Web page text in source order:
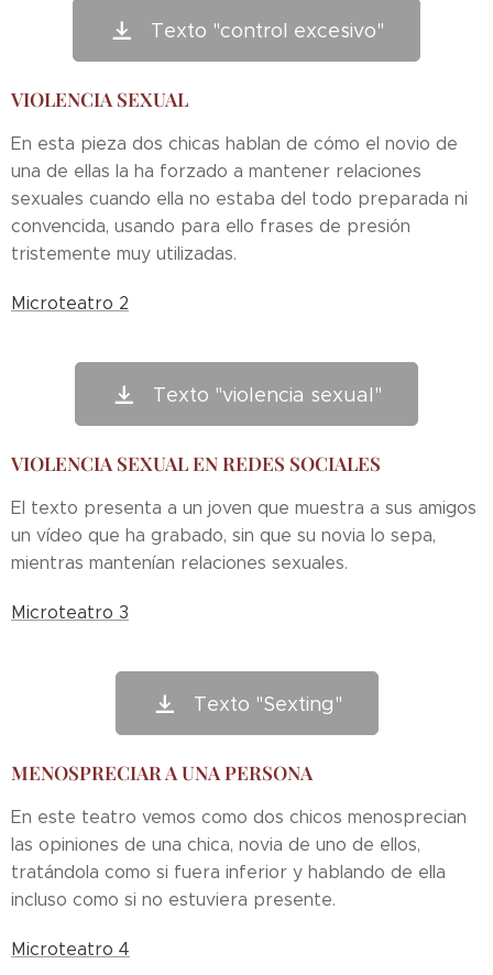
Texto "control excesivo"
VIOLENCIA SEXUAL
En esta pieza dos chicas hablan de cómo el novio de
una de ellas la ha forzado a mantener relaciones
sexuales cuando ella no estaba del todo preparada ni
convencida, usando para ello frases de presión
tristemente muy utilizadas.
Microteatro 2
Texto "violencia sexual"
VIOLENCIA SEXUAL EN REDES SOCIALES
El texto presenta a un joven que muestra a sus amigos
un vídeo que ha grabado, sin que su novia lo sepa,
mientras mantenían relaciones sexuales.
Microteatro 3
Texto "Sexting"
MENOSPRECIAR A UNA PERSONA
En este teatro vemos como dos chicos menosprecian
las opiniones de una chica, novia de uno de ellos,
tratándola como si fuera inferior y hablando de ella
incluso como si no estuviera presente.
Microteatro 4